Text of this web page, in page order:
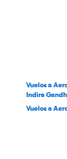
Vuelos a
Indira
Vuelos a